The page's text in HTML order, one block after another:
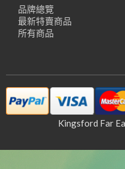
品牌總覽
最新特賣商品
所有商品
Kingsford Far